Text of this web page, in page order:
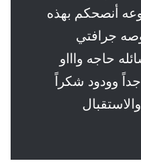
أنصحكم بهذه
جرافتي
حاجه واااو
وودود شكراً